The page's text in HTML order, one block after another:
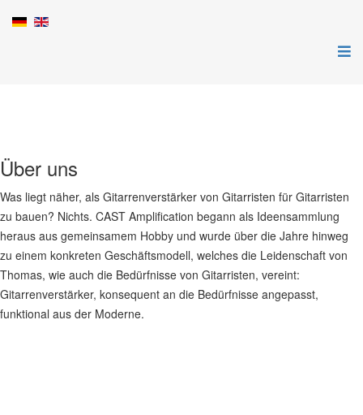
Über uns
Was liegt näher, als Gitarrenverstärker von Gitarristen für Gitarristen
zu bauen? Nichts. CAST Amplification begann als Ideensammlung
heraus aus gemeinsamem Hobby und wurde über die Jahre hinweg
zu einem konkreten Geschäftsmodell, welches die Leidenschaft von
Thomas, wie auch die Bedürfnisse von Gitarristen, vereint:
Gitarrenverstärker, konsequent an die Bedürfnisse angepasst,
funktional aus der Moderne.